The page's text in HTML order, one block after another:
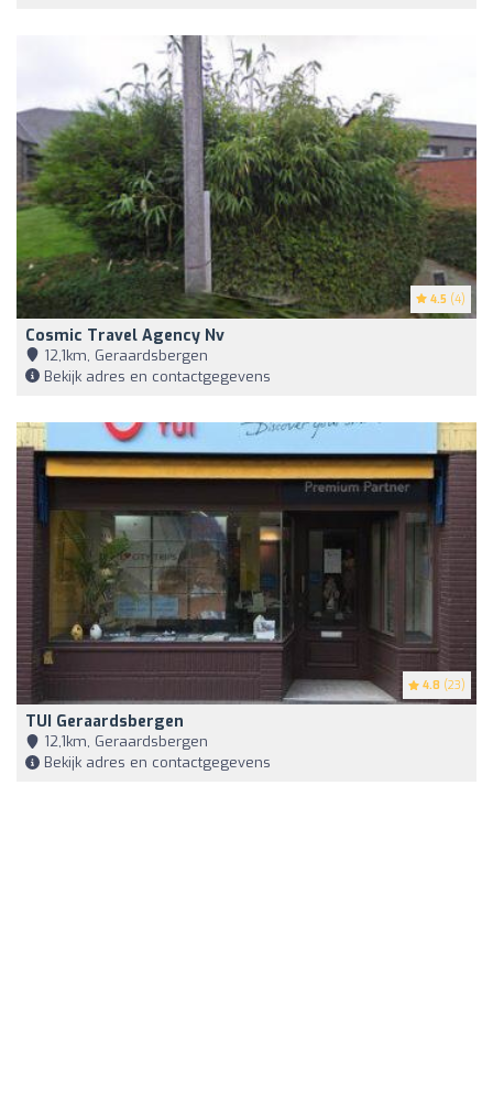
4.5 (4)
Cosmic Travel Agency Nv
12,1km, Geraardsbergen
Bekijk adres en contactgegevens
4.8 (23)
TUI Geraardsbergen
12,1km, Geraardsbergen
Bekijk adres en contactgegevens